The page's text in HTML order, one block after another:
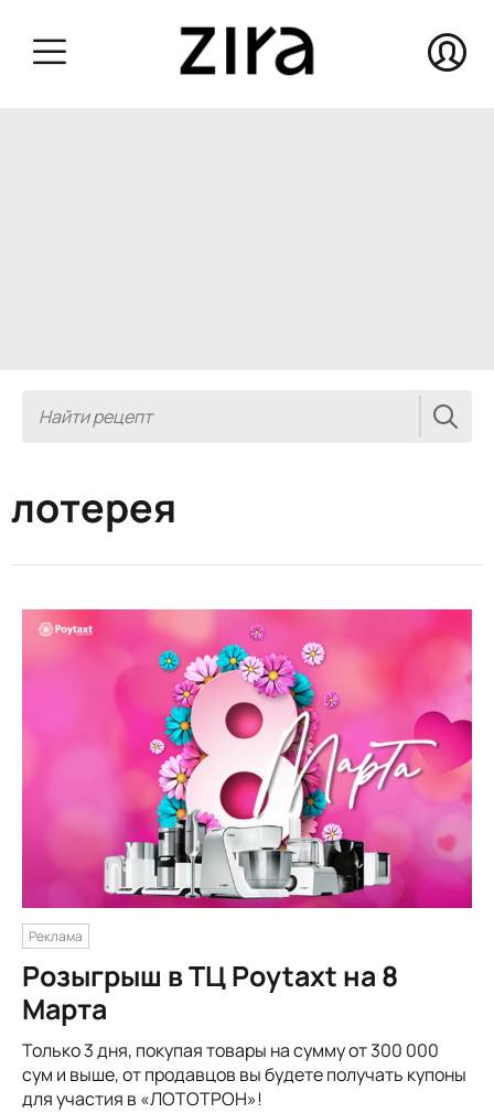
лотерея
Реклама
Розыгрыш в ТЦ Poytaxt на 8
Марта
Только 3 дня, покупая товары на сумму от 300 000
сум и выше, от продавцов вы будете получать купоны
для участия в «ЛОТОТРОН»!